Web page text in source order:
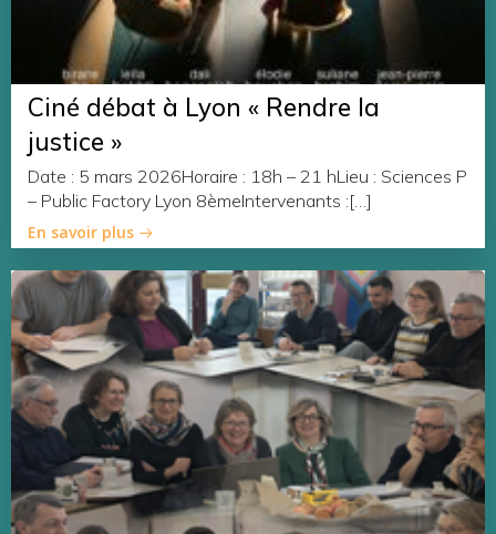
Ciné débat à Lyon « Rendre la
justice »
Date : 5 mars 2026Horaire : 18h – 21 hLieu : Sciences P
– Public Factory Lyon 8èmeIntervenants :[…]
En savoir plus